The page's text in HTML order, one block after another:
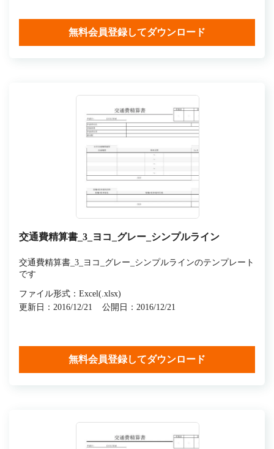
無料会員登録してダウンロード
交通費精算書_3_ヨコ_グレー_シンプルライン
交通費精算書_3_ヨコ_グレー_シンプルラインのテンプレート
です
ファイル形式：Excel(.xlsx)
更新日：2016/12/21
公開日：2016/12/21
無料会員登録してダウンロード